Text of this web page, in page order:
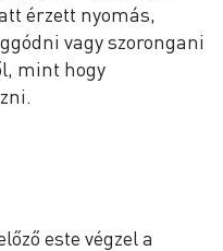
érzett nyomás,
vagy szorongani
mint hogy
este végzel a